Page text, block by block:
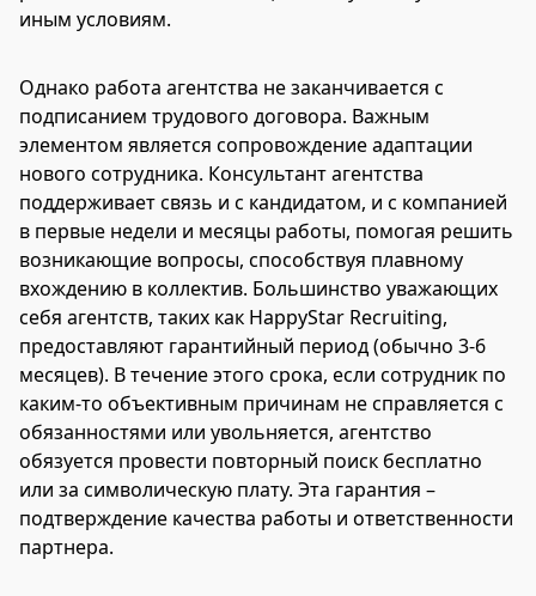
иным условиям.
Однако работа агентства не заканчивается с
подписанием трудового договора. Важным
элементом является сопровождение адаптации
нового сотрудника. Консультант агентства
поддерживает связь и с кандидатом, и с компанией
в первые недели и месяцы работы, помогая решить
возникающие вопросы, способствуя плавному
вхождению в коллектив. Большинство уважающих
себя агентств, таких как HappyStar Recruiting,
предоставляют гарантийный период (обычно 3-6
месяцев). В течение этого срока, если сотрудник по
каким-то объективным причинам не справляется с
обязанностями или увольняется, агентство
обязуется провести повторный поиск бесплатно
или за символическую плату. Эта гарантия –
подтверждение качества работы и ответственности
партнера.